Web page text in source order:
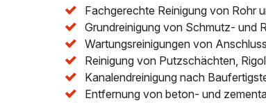
Fachgerechte Reinigung von Rohr
Grundreinigung von Schmutz- und
Wartungsreinigungen von
Reinigung von Putzschächten,
Kanalendreinigung nach
Entfernung von beton- und